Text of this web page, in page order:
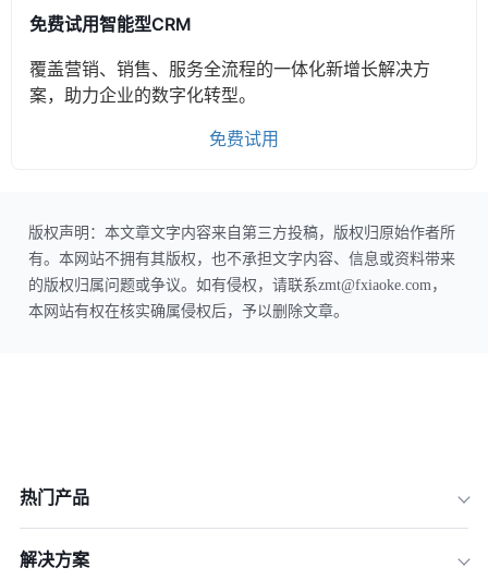
免费试用智能型CRM
覆盖营销、销售、服务全流程的一体化新增长解决方
案，助力企业的数字化转型。
免费试用
版权声明：本文章文字内容来自第三方投稿，版权归原始作者所
有。本网站不拥有其版权，也不承担文字内容、信息或资料带来
的版权归属问题或争议。如有侵权，请联系zmt@fxiaoke.com，
本网站有权在核实确属侵权后，予以删除文章。
热门产品
解决方案